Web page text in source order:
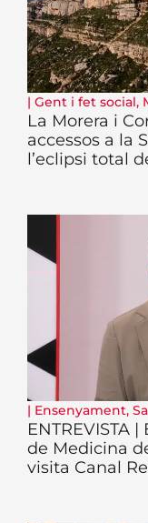
| Gent i fet social,
La Morera i
accessos a la
l’eclipsi total
| Ensenyament,
ENTREVISTA
de Medicina
visita Canal